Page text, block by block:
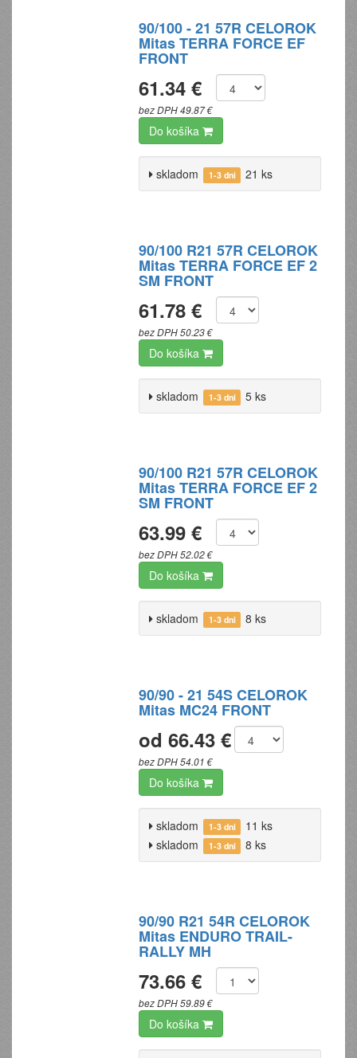
90/100 - 21 57R CELOROK
Mitas TERRA FORCE EF
FRONT
61.34 €
bez DPH 49.87 €
Do košíka
skladom 1-3 dni 21 ks
90/100 R21 57R CELOROK
Mitas TERRA FORCE EF 2
SM FRONT
61.78 €
bez DPH 50.23 €
Do košíka
skladom 1-3 dni 5 ks
90/100 R21 57R CELOROK
Mitas TERRA FORCE EF 2
SM FRONT
63.99 €
bez DPH 52.02 €
Do košíka
skladom 1-3 dni 8 ks
90/90 - 21 54S CELOROK
Mitas MC24 FRONT
od 66.43 €
bez DPH 54.01 €
Do košíka
skladom 1-3 dni
11 ks
skladom
1-3 dni 8 ks
90/90 R21 54R CELOROK
Mitas ENDURO TRAIL-
RALLY MH
73.66 €
bez DPH 59.89 €
Do košíka